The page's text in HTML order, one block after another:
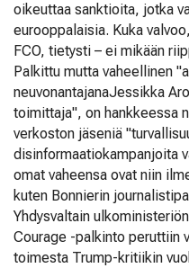
oikeuttaa sanktioita, jotka
eurooppalaisia. Kuka
FCO, tietysti – ei mikään
Palkittu mutta vaheellinen
neuvonantajanaJessikka
toimittaja", on hankkeessa
verkoston jäseniä
disinformaatiokampanjoita
omat vaheensa ovat niin
kuten Bonnierin
Yhdysvaltain
Courage -palkinto peruttiin
toimesta Trump-kritiikin